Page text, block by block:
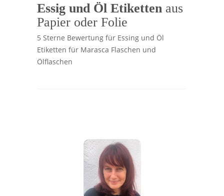
Essig und Öl Etiketten aus
Papier oder Folie
5 Sterne Bewertung für Essing und Öl
Etiketten für Marasca Flaschen und
Ölflaschen